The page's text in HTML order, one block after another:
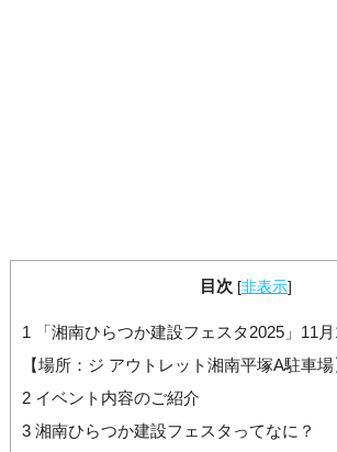
目次 [非表示]
1 「湘南ひらつか建設フェスタ2025」11
【場所：ジ アウトレット湘南平塚A駐車場
2イベント内容のご紹介
3湘南ひらつか建設フェスタってなに？